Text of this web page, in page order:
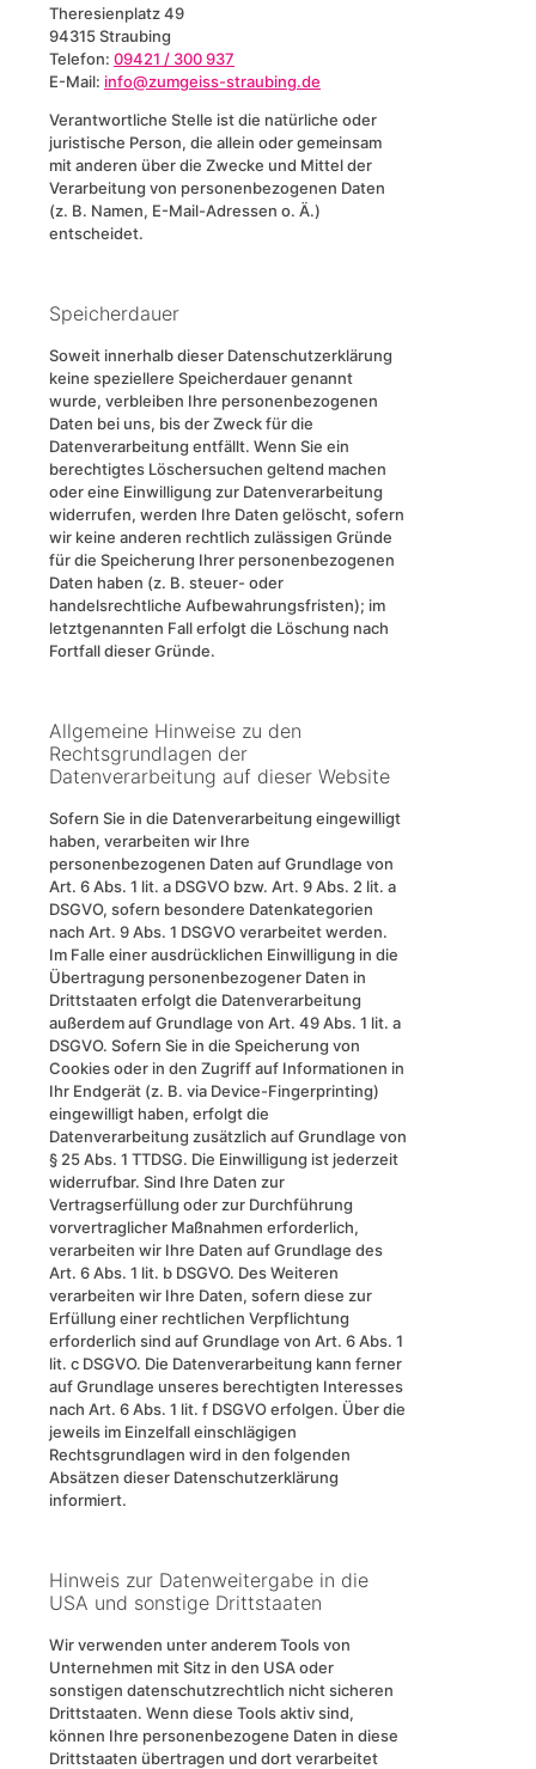
Theresienplatz 49
94315 Straubing
Telefon: 09421 / 300 937
E-Mail: info@zumgeiss-straubing.de
Verantwortliche Stelle ist die natürliche oder
juristische Person, die allein oder gemeinsam
mit anderen über die Zwecke und Mittel der
Verarbeitung von personenbezogenen Daten
(z. B. Namen, E-Mail-Adressen o. Ä.)
entscheidet.
Speicherdauer
Soweit innerhalb dieser Datenschutzerklärung
keine speziellere Speicherdauer genannt
wurde, verbleiben Ihre personenbezogenen
Daten bei uns, bis der Zweck für die
Datenverarbeitung entfällt. Wenn Sie ein
berechtigtes Löschersuchen geltend machen
oder eine Einwilligung zur Datenverarbeitung
widerrufen, werden Ihre Daten gelöscht, sofern
wir keine anderen rechtlich zulässigen Gründe
für die Speicherung Ihrer personenbezogenen
Daten haben (z. B. steuer- oder
handelsrechtliche Aufbewahrungsfristen); im
letztgenannten Fall erfolgt die Löschung nach
Fortfall dieser Gründe.
Allgemeine Hinweise zu den
Rechtsgrundlagen der
Datenverarbeitung auf dieser Website
Sofern Sie in die Datenverarbeitung eingewilligt
haben, verarbeiten wir Ihre
personenbezogenen Daten auf Grundlage von
Art. 6 Abs. 1 lit. a DSGVO bzw. Art. 9 Abs. 2 lit. a
DSGVO, sofern besondere Datenkategorien
nach Art. 9 Abs. 1 DSGVO verarbeitet werden.
Im Falle einer ausdrücklichen Einwilligung in die
Übertragung personenbezogener Daten in
Drittstaaten erfolgt die Datenverarbeitung
außerdem auf Grundlage von Art. 49 Abs. 1 lit. a
DSGVO. Sofern Sie in die Speicherung von
Cookies oder in den Zugriff auf Informationen in
Ihr Endgerät (z. B. via Device-Fingerprinting)
eingewilligt haben, erfolgt die
Datenverarbeitung zusätzlich auf Grundlage von
§ 25 Abs. 1 TTDSG. Die Einwilligung ist jederzeit
widerrufbar. Sind Ihre Daten zur
Vertragserfüllung oder zur Durchführung
vorvertraglicher Maßnahmen erforderlich,
verarbeiten wir Ihre Daten auf Grundlage des
Art. 6 Abs. 1 lit. b DSGVO. Des Weiteren
verarbeiten wir Ihre Daten, sofern diese zur
Erfüllung einer rechtlichen Verpflichtung
erforderlich sind auf Grundlage von Art. 6 Abs. 1
lit. c DSGVO. Die Datenverarbeitung kann ferner
auf Grundlage unseres berechtigten Interesses
nach Art. 6 Abs. 1 lit. f DSGVO erfolgen. Über die
jeweils im Einzelfall einschlägigen
Rechtsgrundlagen wird in den folgenden
Absätzen dieser Datenschutzerklärung
informiert.
Hinweis zur Datenweitergabe in die
USA und sonstige Drittstaaten
Wir verwenden unter anderem Tools von
Unternehmen mit Sitz in den USA oder
sonstigen datenschutzrechtlich nicht sicheren
Drittstaaten. Wenn diese Tools aktiv sind,
können Ihre personenbezogene Daten in diese
Drittstaaten übertragen und dort verarbeitet